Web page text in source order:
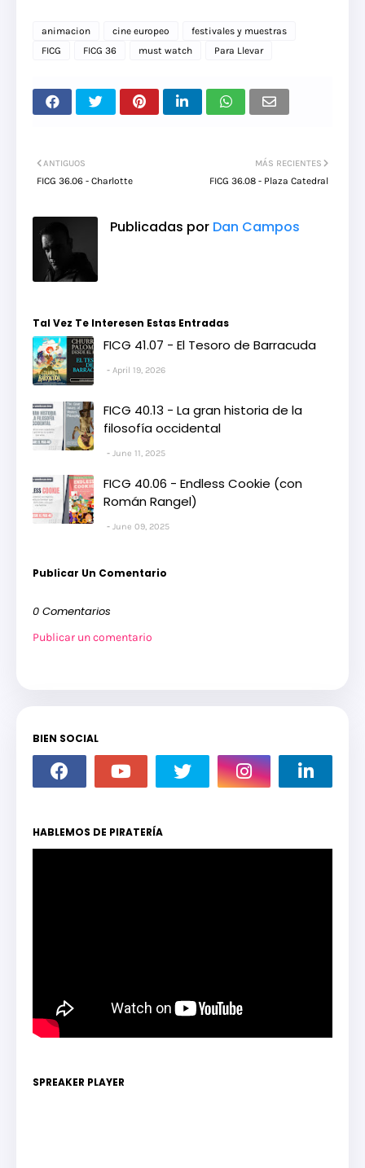
animacion cine europeo
festivales y muestras
FICG
FICG 36 must watch Para Llevar
MÁS RECIENTES
FICG 36.08 - Plaza Catedral
ANTIGUOS
FICG 36.06 - Charlotte
Publicadas por Dan Campos
Tal Vez Te Interesen Estas Entradas
FICG 41.07 - El Tesoro de Barracuda
April 19, 2026
FICG 40.13 - La gran historia de la
filosofía occidental
June 11, 2025
FICG 40.06 - Endless Cookie (con
Román Rangel)
June 09, 2025
Publicar Un Comentario
0 Comentarios
Publicar un comentario
BIEN SOCIAL
HABLEMOS DE PIRATERÍA
SPREAKER PLAYER